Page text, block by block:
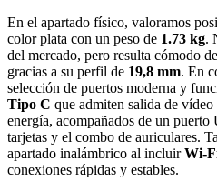
En el apartado físico, valoramos
color plata con un peso de 1.73 kg.
del mercado, pero resulta cómodo
gracias a su perfil de 19,8 mm. En
selección de puertos moderna y
Tipo C que admiten salida de
energía, acompañados de un
tarjetas y el combo de auriculares.
apartado inalámbrico al incluirWi-
conexiones rápidas y estables.